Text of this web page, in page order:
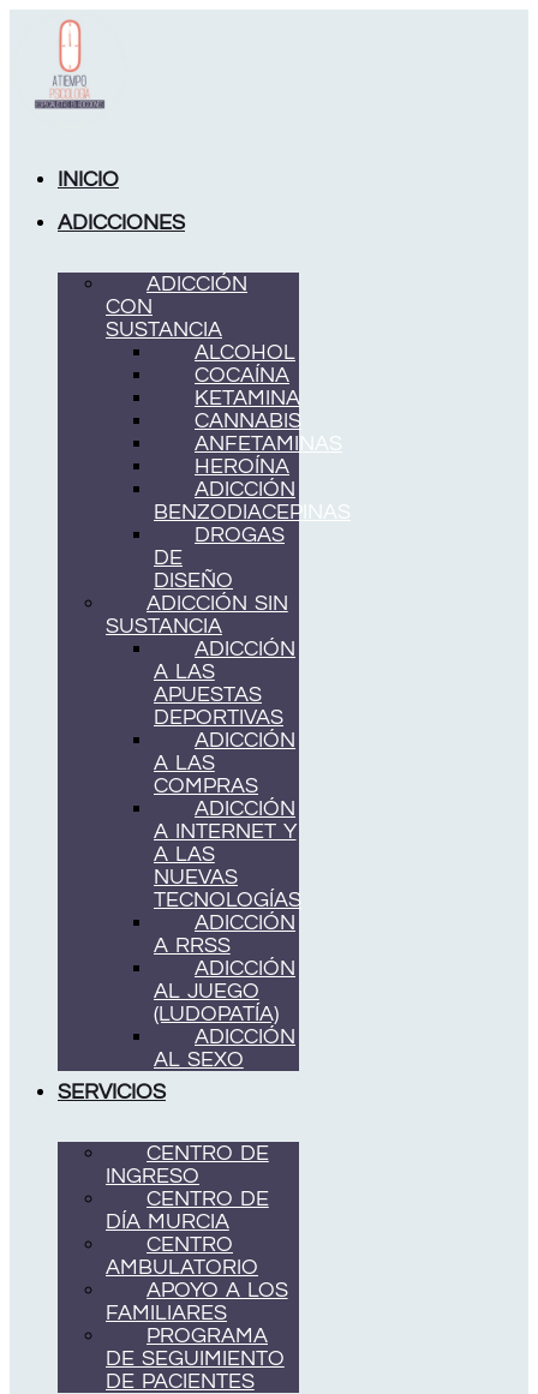
contenido
INICIO
ADICCIONES
ADICCIÓN
CON
SUSTANCIA
ALCOHOL
COCAÍNA
KETAMINA
CANNABIS
ANFETAMINAS
HEROÍNA
ADICCIÓN
BENZODIACEPINAS
DROGAS
DE
DISEÑO
ADICCIÓN SIN
SUSTANCIA
ADICCIÓN
A LAS
APUESTAS
DEPORTIVAS
ADICCIÓN
A LAS
COMPRAS
ADICCIÓN
A INTERNET Y
A LAS
NUEVAS
TECNOLOGÍAS
ADICCIÓN
A RRSS
ADICCIÓN
AL JUEGO
(LUDOPATÍA)
ADICCIÓN
AL SEXO
SERVICIOS
CENTRO DE
INGRESO
CENTRO DE
DÍA MURCIA
CENTRO
AMBULATORIO
APOYO A LOS
FAMILIARES
PROGRAMA
DE SEGUIMIENTO
DE PACIENTES